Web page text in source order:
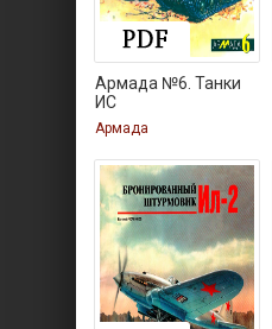
Армада №6. Танки
ИС
Армада